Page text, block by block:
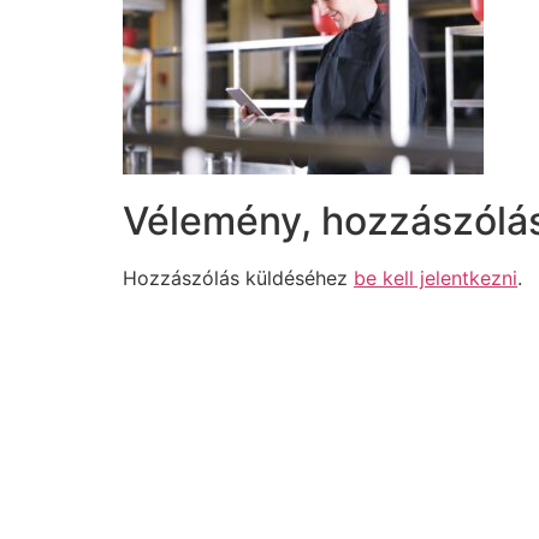
Vélemény,
Hozzászólás küldéséhez be kell jelentkezni.